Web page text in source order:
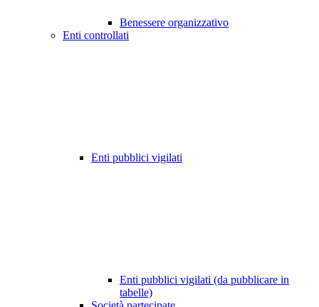
Benessere organizzativo
Enti controllati
Enti pubblici vigilati
Enti pubblici vigilati (da pubblicare in
tabelle)